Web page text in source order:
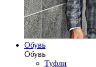
Обувь
Обувь
Туфли